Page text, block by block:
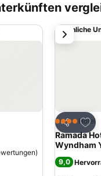
Besuch in Eriwan ist, im
)
Ähnliche
Teilen
Zu
4 SterneHotel
Ramada
Wyndham
9,0
weiter